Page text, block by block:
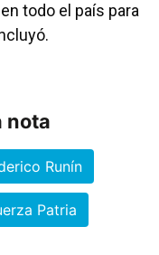
todo el país para
nota
Runín
Patria